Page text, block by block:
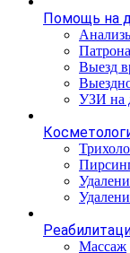
Помощь на
Выезд
УЗИ на
Массаж